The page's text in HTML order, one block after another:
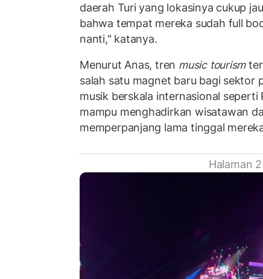
daerah Turi yang lokasinya cukup
bahwa tempat mereka sudah full
nanti," katanya.
Menurut Anas, tren music tourism
salah satu magnet baru bagi sektor
musik berskala internasional seperti
mampu menghadirkan wisatawan
memperpanjang lama tinggal
Halaman